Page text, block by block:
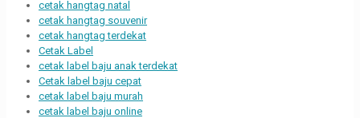
cetak hangtag natal
cetak hangtag souvenir
cetak hangtag terdekat
Cetak Label
cetak label baju anak terdekat
Cetak label baju cepat
cetak label baju murah
cetak label baju online